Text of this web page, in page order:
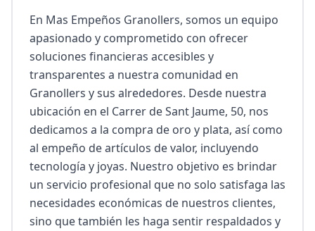
En Mas Empeños Granollers, somos un equipo
apasionado y comprometido con ofrecer
soluciones financieras accesibles y
transparentes a nuestra comunidad en
Granollers y sus alrededores. Desde nuestra
ubicación en el Carrer de Sant Jaume, 50, nos
dedicamos a la compra de oro y plata, así como
al empeño de artículos de valor, incluyendo
tecnología y joyas. Nuestro objetivo es brindar
un servicio profesional que no solo satisfaga las
necesidades económicas de nuestros clientes,
sino que también les haga sentir respaldados y